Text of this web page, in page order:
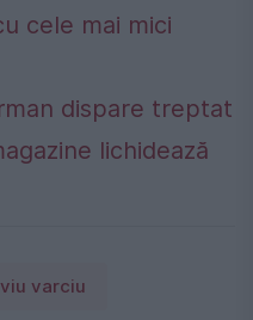
cele mai mici
dispare treptat
lichidează
varciu